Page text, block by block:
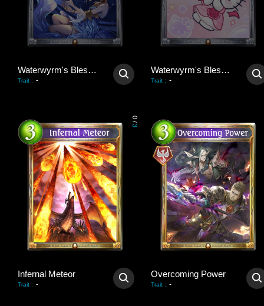
Waterwyrm's Blessing
Trait : -
Waterwyrm's Blessing
Trait : -
0
/
3
Infernal Meteor
Trait : -
Overcoming Power
Trait : -